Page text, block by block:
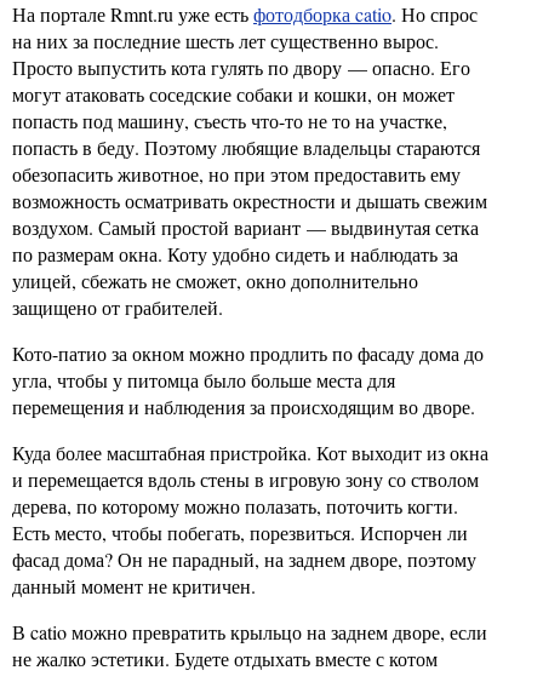
На портале Rmnt.ru уже естьфотодборка catio. Но спрос
на них за последние шесть лет существенно вырос.
Просто выпустить кота гулять по двору — опасно. Его
могут атаковать соседские собаки и кошки, он может
попасть под машину, съесть что-то не то на участке,
попасть в беду. Поэтому любящие владельцы стараются
обезопасить животное, но при этом предоставить ему
возможность осматривать окрестности и дышать свежим
воздухом. Самый простой вариант — выдвинутая сетка
по размерам окна. Коту удобно сидеть и наблюдать за
улицей, сбежать не сможет, окно дополнительно
защищено от грабителей.
Кото-патио за окном можно продлить по фасаду дома до
угла, чтобы у питомца было больше места для
перемещения и наблюдения за происходящим во дворе.
Куда более масштабная пристройка. Кот выходит из окна
и перемещается вдоль стены в игровую зону со стволом
дерева, по которому можно полазать, поточить когти.
Есть место, чтобы побегать, порезвиться. Испорчен ли
фасад дома? Он не парадный, на заднем дворе, поэтому
данный момент не критичен.
В catio можно превратить крыльцо на заднем дворе, если
не жалко эстетики. Будете отдыхать вместе с котом